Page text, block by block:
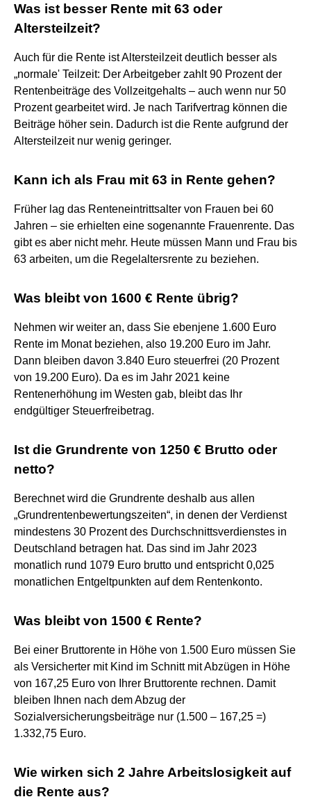
Was ist besser Rente mit 63 oder
Altersteilzeit?
Auch für die Rente ist Altersteilzeit deutlich besser als
„normale' Teilzeit: Der Arbeitgeber zahlt 90 Prozent der
Rentenbeiträge des Vollzeitgehalts – auch wenn nur 50
Prozent gearbeitet wird. Je nach Tarifvertrag können die
Beiträge höher sein. Dadurch ist die Rente aufgrund der
Altersteilzeit nur wenig geringer.
Kann ich als Frau mit 63 in Rente gehen?
Früher lag das Renteneintrittsalter von Frauen bei 60
Jahren – sie erhielten eine sogenannte Frauenrente. Das
gibt es aber nicht mehr. Heute müssen Mann und Frau bis
63 arbeiten, um die Regelaltersrente zu beziehen.
Was bleibt von 1600 € Rente übrig?
Nehmen wir weiter an, dass Sie ebenjene 1.600 Euro
Rente im Monat beziehen, also 19.200 Euro im Jahr.
Dann bleiben davon 3.840 Euro steuerfrei (20 Prozent
von 19.200 Euro). Da es im Jahr 2021 keine
Rentenerhöhung im Westen gab, bleibt das Ihr
endgültiger Steuerfreibetrag.
Ist die Grundrente von 1250 € Brutto oder
netto?
Berechnet wird die Grundrente deshalb aus allen
„Grundrentenbewertungszeiten“, in denen der Verdienst
mindestens 30 Prozent des Durchschnittsverdienstes in
Deutschland betragen hat. Das sind im Jahr 2023
monatlich rund 1079 Euro brutto und entspricht 0,025
monatlichen Entgeltpunkten auf dem Rentenkonto.
Was bleibt von 1500 € Rente?
Bei einer Bruttorente in Höhe von 1.500 Euro müssen Sie
als Versicherter mit Kind im Schnitt mit Abzügen in Höhe
von 167,25 Euro von Ihrer Bruttorente rechnen. Damit
bleiben Ihnen nach dem Abzug der
Sozialversicherungsbeiträge nur (1.500 – 167,25 =)
1.332,75 Euro.
Wie wirken sich 2 Jahre Arbeitslosigkeit auf
die Rente aus?